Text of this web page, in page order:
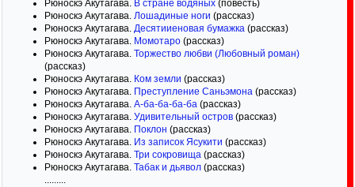
Рюноскэ Акутагава. В стране водяных (повесть)
Рюноскэ Акутагава. Лошадиные ноги (рассказ)
Рюноскэ Акутагава. Десятииеновая бумажка (рассказ)
Рюноскэ Акутагава. Момотаро (рассказ)
Рюноскэ Акутагава. Торжество любви (Любовный роман)
(рассказ)
Рюноскэ Акутагава. Ком земли (рассказ)
Рюноскэ Акутагава. Преступление Саньэмона (рассказ)
Рюноскэ Акутагава. А-ба-ба-ба-ба (рассказ)
Рюноскэ Акутагава. Удивительный остров (рассказ)
Рюноскэ Акутагава. Поклон (рассказ)
Рюноскэ Акутагава. Из записок Ясукити (рассказ)
Рюноскэ Акутагава. Три сокровища (рассказ)
Рюноскэ Акутагава. Табак и дьявол (рассказ)
.........